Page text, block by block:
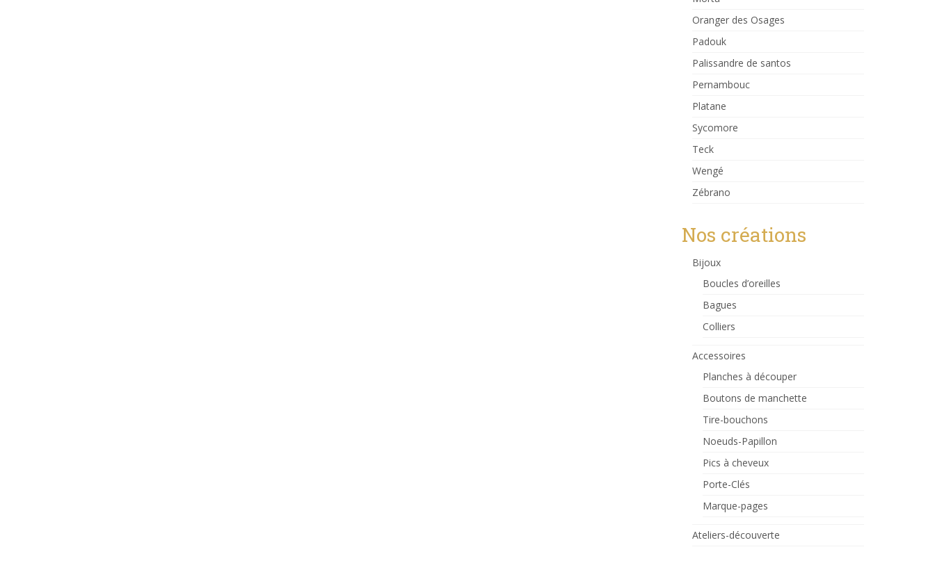
Oranger des Osages
Padouk
Palissandre de santos
Pernambouc
Platane
Sycomore
Teck
Wengé
Zébrano
Nos créations
Bijoux
Boucles d’oreilles
Bagues
Colliers
Accessoires
Planches à découper
Boutons de manchette
Tire-bouchons
Noeuds-Papillon
Pics à cheveux
Porte-Clés
Marque-pages
Ateliers-découverte